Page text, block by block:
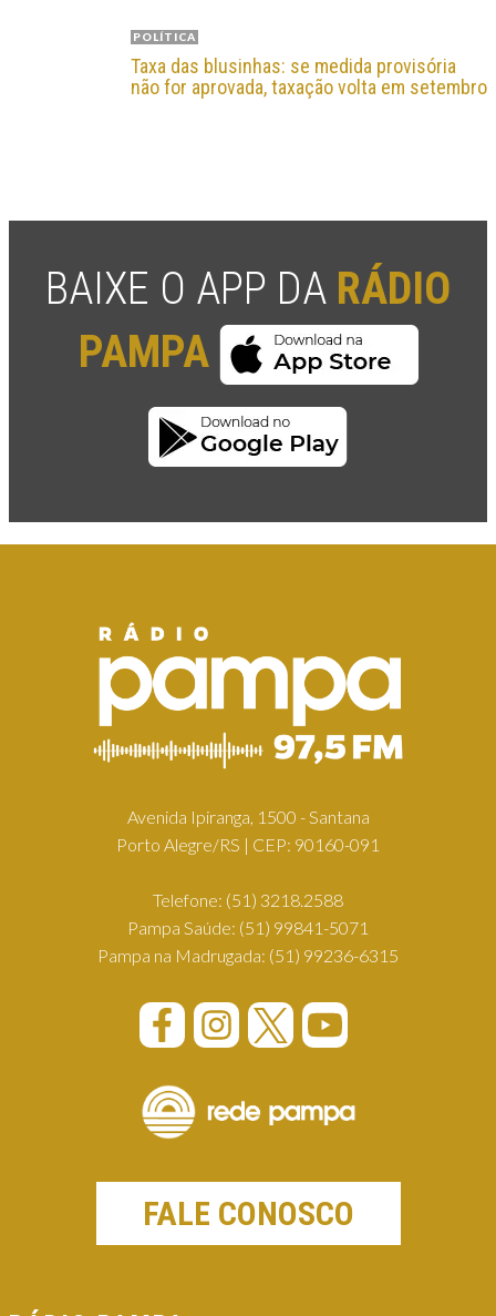
POLÍTICA
Taxa das blusinhas: se medida provisória
não for aprovada, taxação volta em setembro
BAIXE O APP DA RÁDIO
PAMPA
Avenida Ipiranga, 1500 - Santana
Porto Alegre/RS | CEP: 90160-091
Telefone: (51) 3218.2588
Pampa Saúde: (51) 99841-5071
Pampa na Madrugada: (51) 99236-6315
FALE CONOSCO